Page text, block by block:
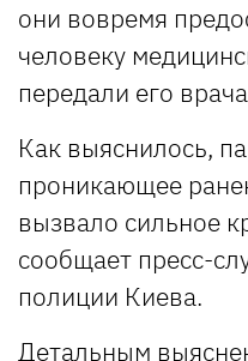
они вовремя
человеку
передали его
Как выяснилось,
проникающее
вызвало сильное
сообщает пресс-
полиции Киева.
Детальным